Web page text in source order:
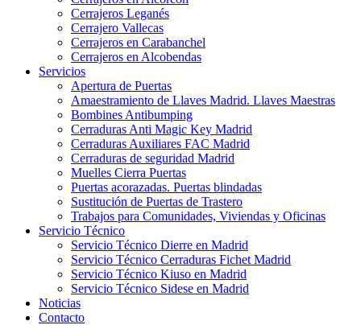
Cerrajeros Leganés
Cerrajero Vallecas
Cerrajeros en Carabanchel
Cerrajeros en Alcobendas
Servicios
Apertura de Puertas
Amaestramiento de Llaves Madrid. Llaves Maestras
Bombines Antibumping
Cerraduras Anti Magic Key Madrid
Cerraduras Auxiliares FAC Madrid
Cerraduras de seguridad Madrid
Muelles Cierra Puertas
Puertas acorazadas. Puertas blindadas
Sustitución de Puertas de Trastero
Trabajos para Comunidades, Viviendas y Oficinas
Servicio Técnico
Servicio Técnico Dierre en Madrid
Servicio Técnico Cerraduras Fichet Madrid
Servicio Técnico Kiuso en Madrid
Servicio Técnico Sidese en Madrid
Noticias
Contacto